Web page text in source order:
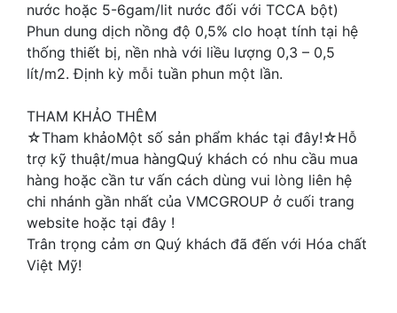
nước hoặc 5-6gam/lit nước đối với TCCA bột)
Phun dung dịch nồng độ 0,5% clo hoạt tính tại hệ
thống thiết bị, nền nhà với liều lượng 0,3 – 0,5
lít/m2. Định kỳ mỗi tuần phun một lần.
THAM KHẢO THÊM
☆Tham khảoMột số sản phẩm khác tại đây!☆Hỗ
trợ kỹ thuật/mua hàngQuý khách có nhu cầu mua
hàng hoặc cần tư vấn cách dùng vui lòng liên hệ
chi nhánh gần nhất của VMCGROUP ở cuối trang
website hoặc tại đây !
Trân trọng cảm ơn Quý khách đã đến với Hóa chất
Việt Mỹ!